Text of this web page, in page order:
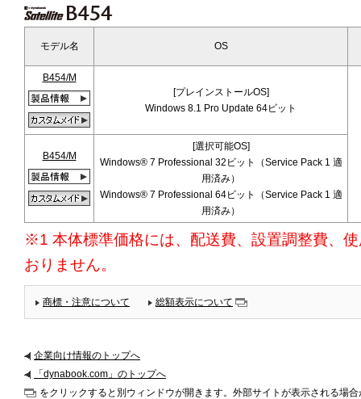
モデル名 OS
B454/M
[プレインストールOS]
Windows 8.1 Pro Update 64ビット
B454/M
[選択可能OS]
Windows® 7 Professional 32ビット（Service Pack 1 適
用済み）
Windows® 7 Professional 64ビット（Service Pack 1 適
用済み）
※1 本体標準価格には、配送費、設置調整費、
おりません。
商標・注意について 総額表示について
企業向け情報のトップへ
「dynabook.com」のトップへ
をクリックすると別ウィンドウが開きます。外部サイトが表示される場